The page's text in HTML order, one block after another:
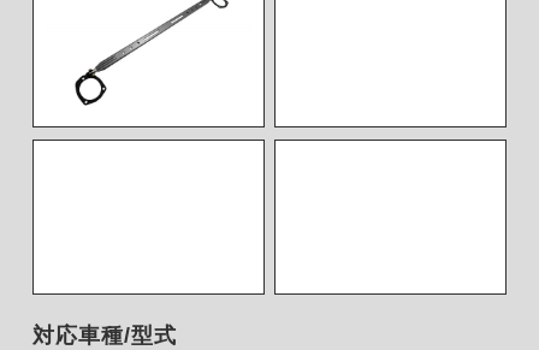
対応車種/型式